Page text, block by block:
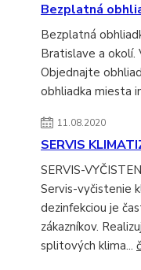
Bezplatná
Bezplatná
Bratislave a okolí.
Objednajte
obhliadka miesta
11.08.2020
SERVIS
SERVIS-
Servis-vyčistenie
dezinfekciou je
zákazníkov.
splitových klima...